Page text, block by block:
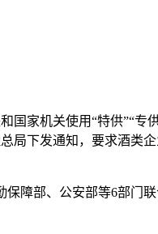
国家机关使用“特供”“专
局下发通知，要求酒类
障部、公安部等6部门